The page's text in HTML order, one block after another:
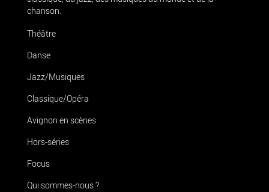
chanson.
Théâtre
Danse
Jazz/Musiques
Classique/Opéra
Avignon en scènes
Hors-séries
Focus
Qui sommes-nous ?